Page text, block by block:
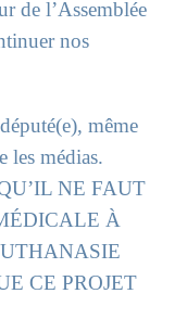
de l’Assemblée
nos
même
les médias.
NE FAUT
À
CE PROJET